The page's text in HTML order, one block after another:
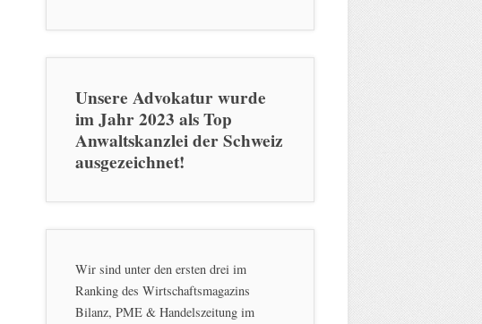
Unsere Advokatur wurde
im Jahr 2023 als Top
Anwaltskanzlei der Schweiz
ausgezeichnet!
Wir sind unter den ersten drei im
Ranking des Wirtschaftsmagazins
Bilanz, PME & Handelszeitung im